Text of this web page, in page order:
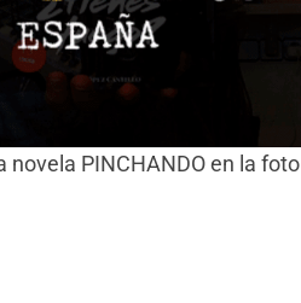
novela PINCHANDO en la foto